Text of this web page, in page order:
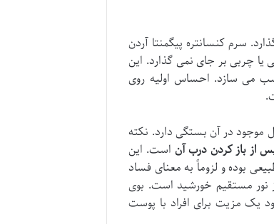
سرم کنسانتره پیگمنتا آردن
چربی بر جای نمی گذارد. این
می سازد. احساس اولیه روی
موجود در آن بستگی دارد. نکته
از باز کردن درب آن است. این
بوده و لزوماً به معنای فساد
مستقیم خورشید است. بوی
یک مزیت برای افراد با پوست